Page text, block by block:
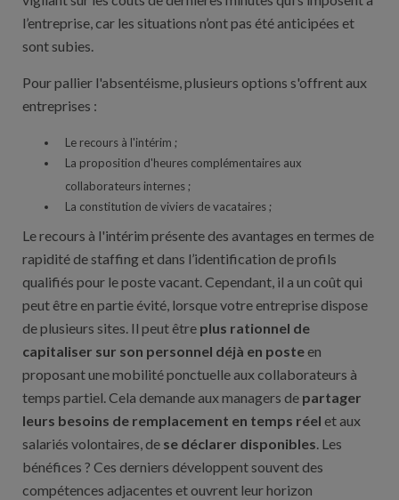
l’entreprise, car les situations n’ont pas été anticipées et
sont subies.
Pour pallier l'absentéisme, plusieurs options s'offrent aux
entreprises :
Le recours à l'intérim ;
La proposition d'heures complémentaires aux
collaborateurs internes ;
La constitution de viviers de vacataires ;
Le recours à l'intérim présente des avantages en termes de
rapidité de staffing et dans l’identification de profils
qualifiés pour le poste vacant. Cependant, il a un coût qui
peut être en partie évité, lorsque votre entreprise dispose
de plusieurs sites. Il peut être plus rationnel de
capitaliser sur son personnel déjà en posteen
proposant une mobilité ponctuelle aux collaborateurs à
temps partiel. Cela demande aux managers de partager
leurs besoins de remplacement en temps réel et aux
salariés volontaires, de se déclarer disponibles. Les
bénéfices ? Ces derniers développent souvent des
compétences adjacentes et ouvrent leur horizon